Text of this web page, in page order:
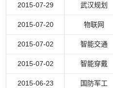
2015-07-29 武汉规划
2015-07-20 物联网
2015-07-02 智能交通
2015-07-02 智能穿戴
2015-06-23 国防军工